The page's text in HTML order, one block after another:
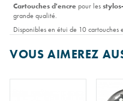
Cartouches d'encre pour les
grande qualité.
Disponibles en étui de 10 cartouches
VOUS AIMEREZ